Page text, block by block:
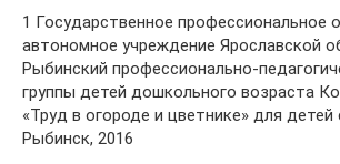
1 Государственное профессиональное
автономное учреждение Ярославской
Рыбинский профессионально-
группы детей дошкольного возраста
«Труд в огороде и цветнике» для детей
Рыбинск, 2016